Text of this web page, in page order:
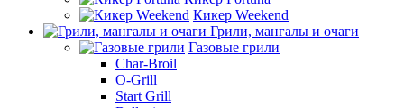
Кикер Weekend
Грили, мангалы и очаги
Газовые грили
Char-Broil
O-Grill
Start Grill